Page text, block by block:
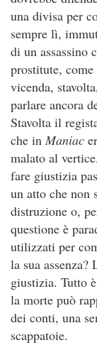
una divisa per
sempre lì,
di un assassino
prostitute,
vicenda,
parlare ancora
Stavolta il
che in Maniac
malato al
fare giustizia
un atto che non
distruzione o,
questione è
utilizzati per
la sua
giustizia. Tutto
la morte può
dei conti, una
scappatoie.